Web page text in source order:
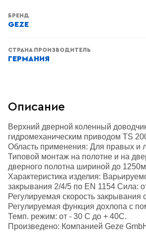
БРЕНД
GEZE
СТРАНА ПРОИЗВОДИТЕЛЬ
ГЕРМАНИЯ
Описание
Верхний дверной коленный
гидромеханическим приводом TS
Область применения: Для правых и
Типовой монтаж на полотне и на
дверного полотна шириной до
Характеристика изделия:
закрывания 2/4/5 по EN 1154 Сила:
Регулируемая скорость закрывания
Регулируемая функция дохлопа с
Темп. режим: от - 30 С до + 40С.
Произведено: Компанией Geze